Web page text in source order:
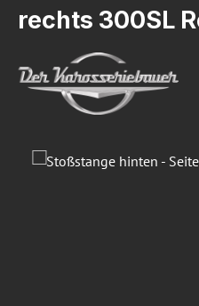
rechts 300SL
Bildergalerie überspringen